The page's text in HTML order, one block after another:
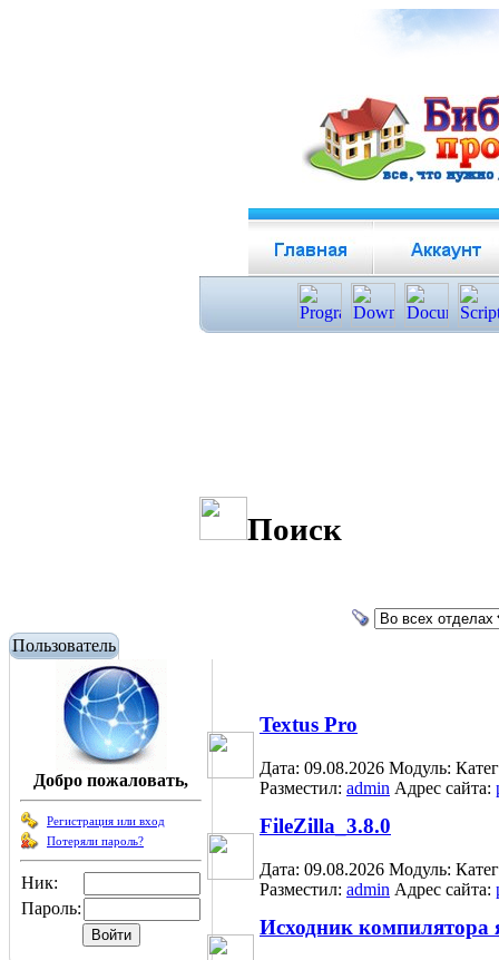
Пользователь
Добро пожаловать,
Регистрация или вход
Потеряли пароль?
Ник:
Пароль:
Поиск
Textus Pro
Дата: 09.08.2026 Модуль:
Разместил: admin Адрес сайта:
FileZilla_3.8.0
Дата: 09.08.2026 Модуль:
Разместил: admin Адрес сайта:
Исходник компилятора